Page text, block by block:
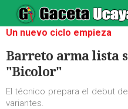
Un nuevo ciclo empieza
Barreto arma lista
"Bicolor"
El técnico prepara el debut
variantes.